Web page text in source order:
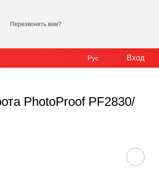
Перезвонить вам?
Рус Вход
PhotoProof PF2830/